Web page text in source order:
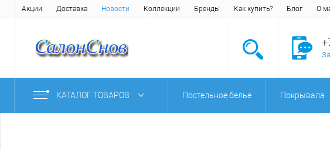
Акции Доставка Новости Коллекции Бренды Как купить? Блог О
КАТАЛОГ ТОВАРОВ Постельное белье Покрывала